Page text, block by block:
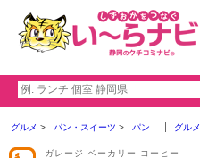
グルメ パン・スイーツ パン グルメ
ガレージ ベーカリー コーヒー